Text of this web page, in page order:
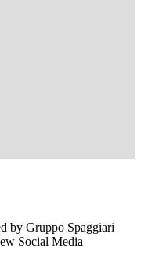
by Gruppo Spaggiari
Social Media